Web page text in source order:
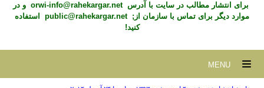
برای انتشار مطالب در سايت با آدرسorwi-info@rahekargar.net و در
موارد ديگر برای تماس با سازمان از;public@rahekargar.net
استفاده
کنید!